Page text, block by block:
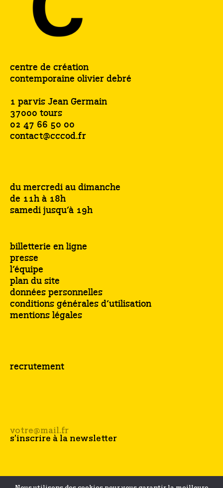
centre de création
contemporaine olivier debré
1 parvis Jean Germain
37000 tours
02 47 66 50 00
contact@cccod.fr
du mercredi au dimanche
de 11h à 18h
samedi jusqu’à 19h
billetterie en ligne
presse
l’équipe
plan du site
données personnelles
conditions générales d’utilisation
mentions légales
recrutement